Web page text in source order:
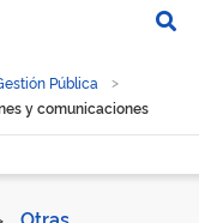
Pública
y comunicaciones
y